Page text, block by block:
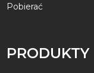
Pobierać
PRODUKTY